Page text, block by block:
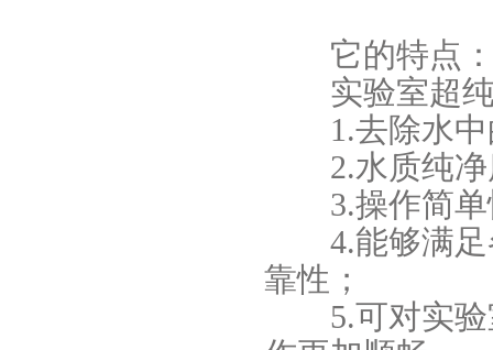
它的特点
实验室超纯
1.去除水中
2.水质纯净
3.操作简单
4.能够满足
靠性；
5.可对实验